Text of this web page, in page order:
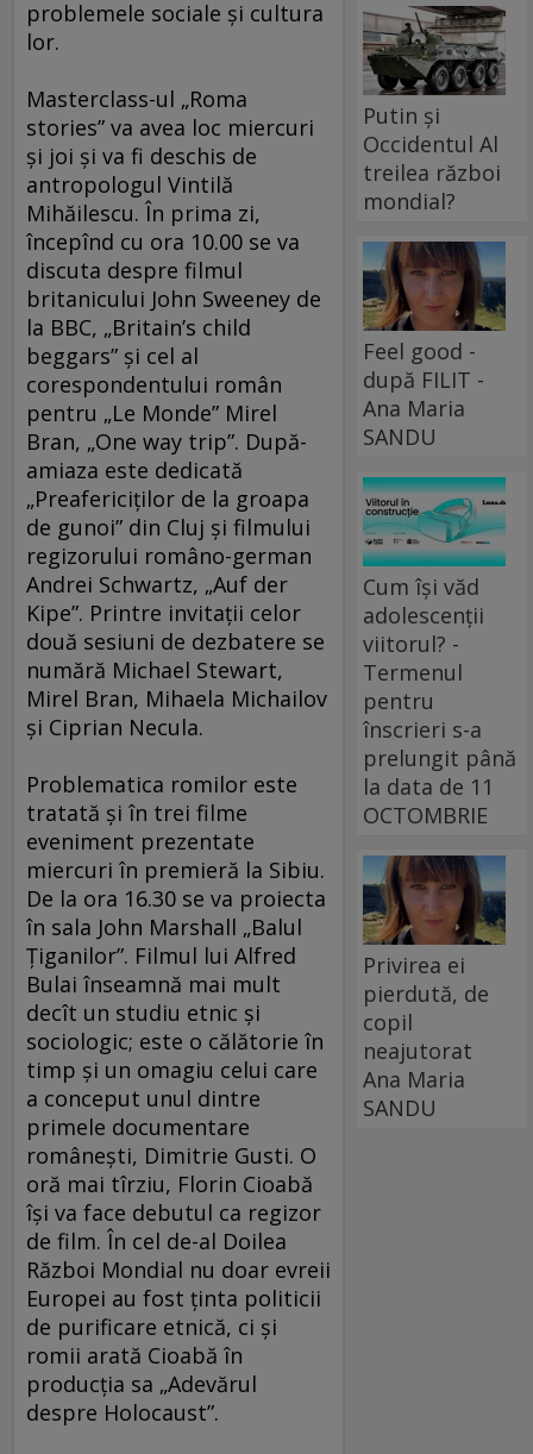
problemele sociale şi cultura
lor.
Masterclass-ul „Roma
stories” va avea loc miercuri
şi joi şi va fi deschis de
antropologul Vintilă
Mihăilescu. În prima zi,
începînd cu ora 10.00 se va
discuta despre filmul
britanicului John Sweeney de
la BBC, „Britain’s child
beggars” şi cel al
corespondentului român
pentru „Le Monde” Mirel
Bran, „One way trip”. După-
amiaza este dedicată
„Preafericiţilor de la groapa
de gunoi” din Cluj şi filmului
regizorului româno-german
Andrei Schwartz, „Auf der
Kipe”. Printre invitaţii celor
două sesiuni de dezbatere se
numără Michael Stewart,
Mirel Bran, Mihaela Michailov
şi Ciprian Necula.
Problematica romilor este
tratată şi în trei filme
eveniment prezentate
miercuri în premieră la Sibiu.
De la ora 16.30 se va proiecta
în sala John Marshall „Balul
Ţiganilor”. Filmul lui Alfred
Bulai înseamnă mai mult
decît un studiu etnic şi
sociologic; este o călătorie în
timp şi un omagiu celui care
a conceput unul dintre
primele documentare
româneşti, Dimitrie Gusti. O
oră mai tîrziu, Florin Cioabă
îşi va face debutul ca regizor
de film. În cel de-al Doilea
Război Mondial nu doar evreii
Europei au fost ţinta politicii
de purificare etnică, ci şi
romii arată Cioabă în
producţia sa „Adevărul
despre Holocaust”.
Putin și
Occidentul Al
treilea război
mondial?
Feel good -
după FILIT -
Ana Maria
SANDU
Cum își văd
adolescenții
viitorul? -
Termenul
pentru
înscrieri s-a
prelungit până
la data de 11
OCTOMBRIE
Privirea ei
pierdută, de
copil
neajutorat
Ana Maria
SANDU